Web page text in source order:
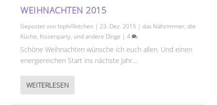
WEIHNACHTEN 2015
Gepostet vontophillkitchen |23. Dez. 2015 |das Nähzimmer,die
Küche, Kissenparty, und andere Dinge |4
Schöne Weihnachten wünsche ich euch allen. Und einen
energiereichen Start ins nächste Jahr....
WEITERLESEN